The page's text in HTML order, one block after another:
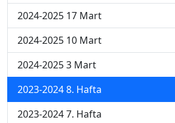
2024-2025 17 Mart
2024-2025 10 Mart
2024-2025 3 Mart
2023-2024 8. Hafta
2023-2024 7. Hafta